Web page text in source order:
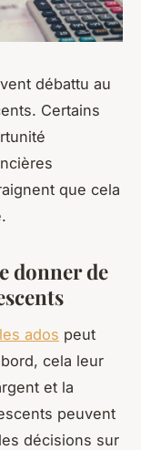
débattu au
Certains
que cela
donner de
ados peut
cela leur
et la
peuvent
décisions sur